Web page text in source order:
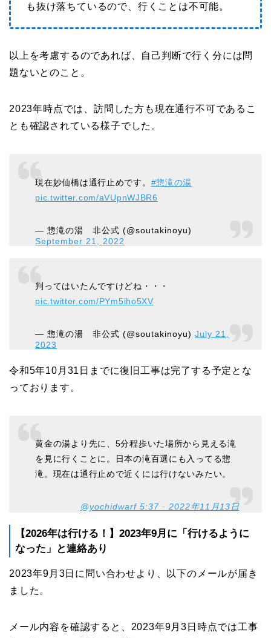
も抜け落ちているので、行くことは不可能。
以上を考慮するのであれば、自己判断で行く分には問
題ないとのこと。
2023年時点では、訪問した方も現在通行不可であるこ
とも確認されている様子でした。
現在妙仙橋は通行止めです。 #惣滝の湯
pic.twitter.com/aVUpnWJBR6
— 惣滝の湯 非公式 (@soutakinoyu)
September 21, 2022
判ってはいたんですけどね・・・
pic.twitter.com/PYm5iho5XV
— 惣滝の湯 非公式 (@soutakinoyu)July 21,
2023
令和5年10月31日までに復旧工事は完了する予定とな
っております。
黄金の湯より先に、5分程歩いた場所から見える滝
を見に行くことに。日本の滝百選にも入ってる惣
滝。現在は通行止めで近くには行けないみたい。
@yochidwarf 5:37 · 2022年11月13日
【2026年は行ける！】2023年9月に「行けるように
なった」と連絡あり
2023年9月3日に問い合わせより、以下のメールが届き
ました。
メール内容を確認すると、2023年9月3日時点では工事